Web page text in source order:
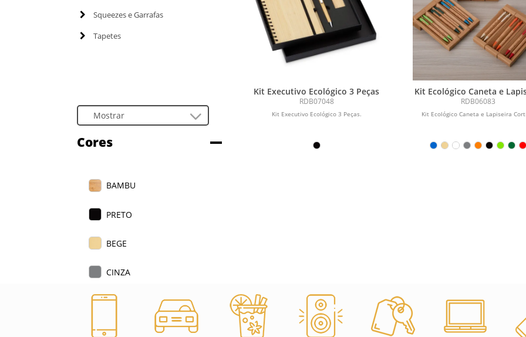
Squeezes e Garrafas
Tapetes
Cores
BAMBU
PRETO
BEGE
CINZA
AZUL
VERDE CLARO
Kit Executivo Ecológico 3 Peças
RDB07048
Kit Executivo Ecológico 3 Peças.
Kit Ecológico Caneta e
Cortiça
RDB06083
Kit Ecológico Caneta e Lapiseira